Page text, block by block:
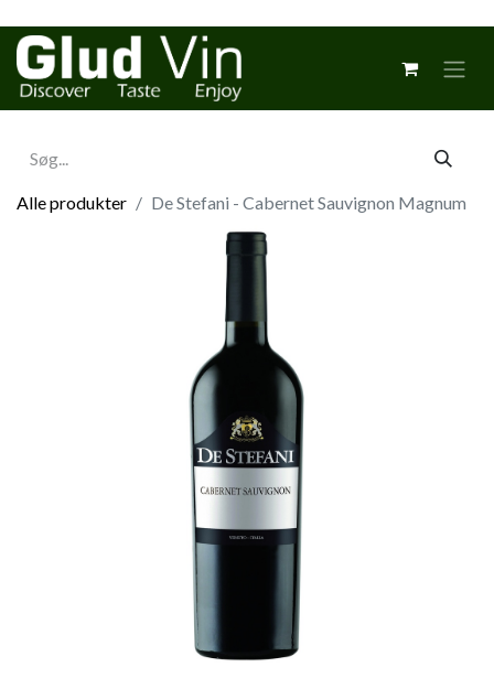
Alle produkter De Stefani - Cabernet Sauvignon Magnum